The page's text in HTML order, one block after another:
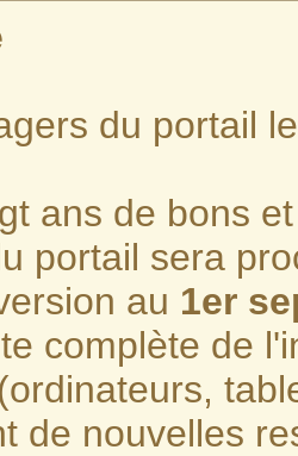
du portail
ans de bons
portail sera
au 1er
complète de
de nouvelles